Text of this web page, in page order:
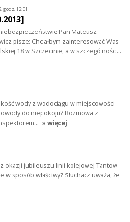
godz. 12:01
Pan Mateusz
pisze: Chciałbym zainteresować Was
18 w Szczecinie, a w szczególności…
wody z wodociągu w miejscowości
do niepokoju? Rozmowa z
» więcej
z okazji jubileuszu linii kolejowej Tantow -
w sposób właściwy? Słuchacz uważa, że